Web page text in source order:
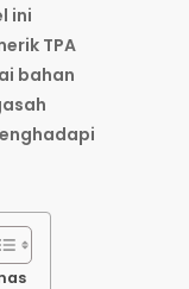
ini
TPA
bahan